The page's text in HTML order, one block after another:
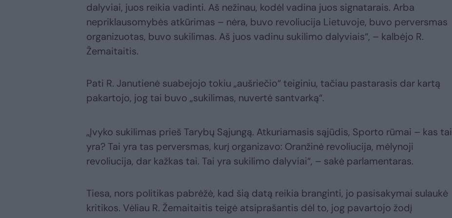
dalyviai, juos reikia vadinti. Aš nežinau, kodėl vadina juos signatarais. Arba
nepriklausomybės atkūrimas – nėra, buvo revoliucija Lietuvoje, buvo perversmas
organizuotas, buvo sukilimas. Aš juos vadinu sukilimo dalyviais“, – kalbėjo R.
Žemaitaitis.
Pati R. Janutienė suabejojo tokiu „aušriečio“ teiginiu, tačiau pastarasis dar kartą
pakartojo, jog tai buvo „sukilimas, nuvertė santvarką“.
„Įvyko sukilimas prieš Tarybų Sąjungą. Atkuriamasis sąjūdis, Sporto rūmai – kas tai
yra? Tai yra tas perversmas, kurį organizavo: Oranžinė revoliucija, mėlynoji
revoliucija, dar kažkas tai. Tai yra sukilimo dalyviai“, – sakė parlamentaras.
Tiesa, nors politikas pabrėžė, kad šią datą reikia branginti, jo pasisakymai sulaukė
kritikos. Vėliau R. Žemaitaitis teigė atsiprašantis dėl to, jog pavartojo žodį